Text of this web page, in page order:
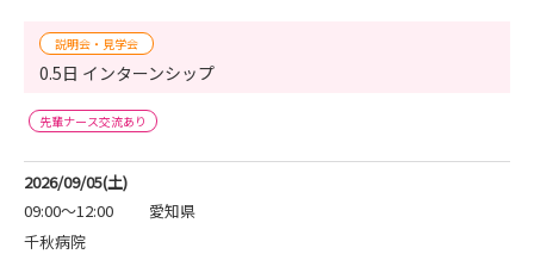
・9月５日（土） 9時～12時
■場所 千秋病院
説明会・見学会
0.5日 インターンシップ
先輩ナース交流あり
2026/09/05(土)
09:00～12:00
愛知県
千秋病院